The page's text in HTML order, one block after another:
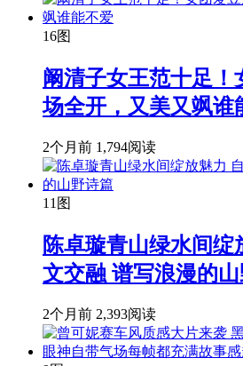
16图
阚清子女王范十足！
场全开，又美又飒谁
2个月前 1,794阅读
11图
陈卓璇青山绿水间绽
文交融 谱写浪漫的
2个月前 2,393阅读